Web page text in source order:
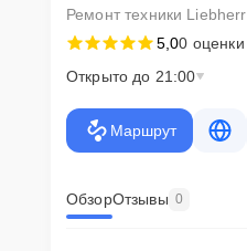
Ремонт техники Liebherr
5,00 оценки
Открыто до 21:00
Маршрут
ОбзорОтзывы 0